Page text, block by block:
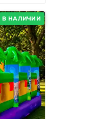
В НАЛИЧИИ